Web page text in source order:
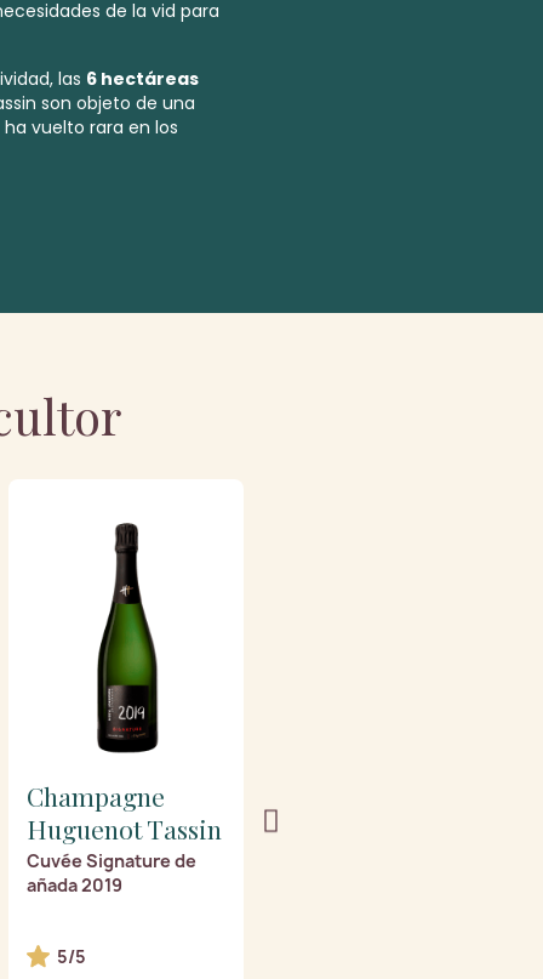
de la vid para
las 6 hectáreas
son objeto de una
vuelto rara en los
Champagne
Huguenot Tassin
Cuvée Signature de
añada 2019
5/5